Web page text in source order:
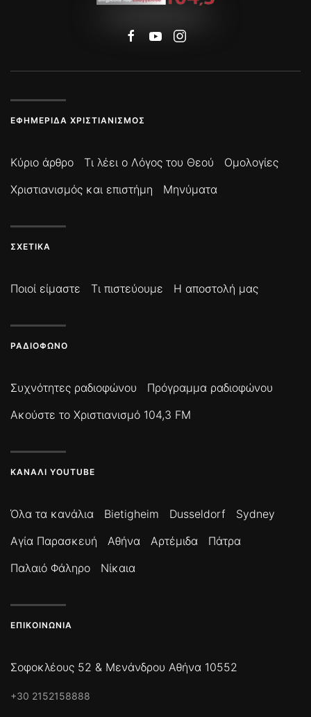
ΕΦΗΜΕΡΊΔΑ ΧΡΙΣΤΙΑΝΙΣΜΌΣ
Κύριο άρθρο Τι λέει ο Λόγος του Θεού
Ομολογίες
Χριστιανισμός και επιστήμη
Μηνύματα
ΣΧΕΤΙΚΆ
Ποιοί είμαστε Τι πιστεύουμε Η αποστολή μας
ΡΑΔΙΌΦΩΝΟ
Συχνότητες ραδιοφώνου
Πρόγραμμα ραδιοφώνου
Ακούστε το Χριστιανισμό 104,3 FM
ΚΑΝΆΛΙ YOUTUBE
Όλα τα κανάλια Bietigheim Dusseldorf
Sydney
Αγία Παρασκευή
Αθήνα Αρτέμιδα
Πάτρα
Παλαιό Φάληρο
Νίκαια
ΕΠΙΚΟΙΝΩΝΊΑ
Σοφοκλέους 52 & Μενάνδρου Αθήνα 10552
+30 2152158888